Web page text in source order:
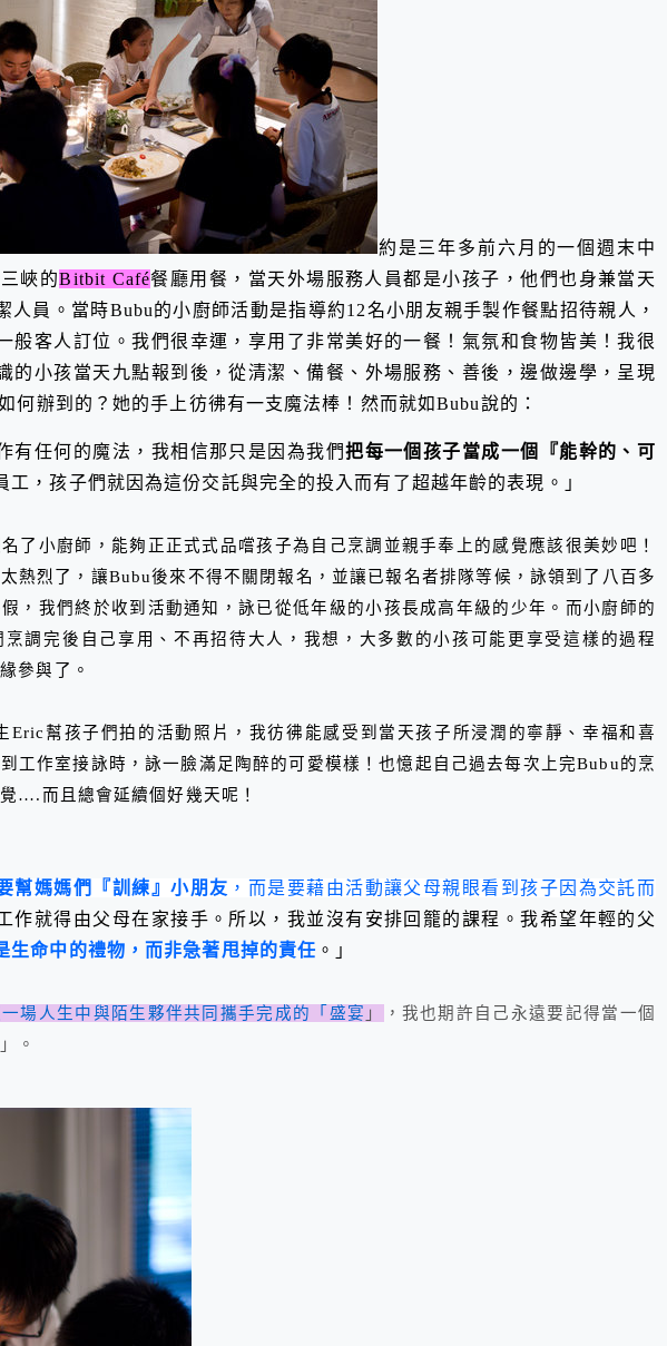
約是三年多前六月的一個週末中
峽的Bitbit Café餐廳用餐，當天外場服務人員都是小孩子，他們也身兼當天
人員。當時Bubu的小廚師活動是指導約12名小朋友親手製作餐點招待親人，
般客人訂位。我們很幸運，享用了非常美好的一餐！氣氛和食物皆美！我很
的小孩當天九點報到後，從清潔、備餐、外場服務、善後，邊做邊學，呈現
何辦到的？她的手上彷彿有一支魔法棒！然而就如Bubu說的：
有任何的魔法，我相信那只是因為我們把每一個孩子當成一個『能幹的、可
工，孩子們就因為這份交託與完全的投入而有了超越年齡的表現。」
了小廚師，能夠正正式式品嚐孩子為自己烹調並親手奉上的感覺應該很美妙吧！
熱烈了，讓Bubu後來不得不關閉報名，並讓已報名者排隊等候，詠領到了八百多
，我們終於收到活動通知，詠已從低年級的小孩長成高年級的少年。而小廚師的
調完後自己享用、不再招待大人，我想，大多數的小孩可能更享受這樣的過程
參與了。
Eric幫孩子們拍的活動照片，我彷彿能感受到當天孩子所浸潤的寧靜、幸福和喜
工作室接詠時，詠一臉滿足陶醉的可愛模樣！也憶起自己過去每次上完Bubu的烹
…. 而且總會延續個好幾天呢！
幫媽媽們『訓練』小朋友 ，而是要藉由活動讓父母親眼看到孩子因為交託而
作就得由父母在家接手。所以，我並沒有安排回籠的課程。我希望年輕的父
生命中的禮物，而非急著甩掉的責任 。」
場人生中與陌生夥伴共同攜手完成的「盛宴 」
，我也期許自己永遠要記得當一個
。